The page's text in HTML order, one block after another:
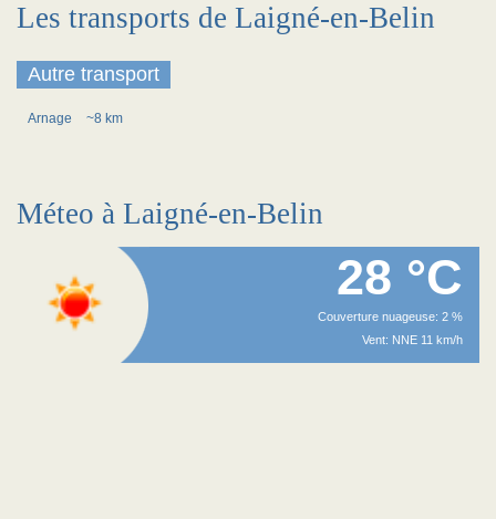
Les transports de Laigné-en-Belin
Autre transport
Arnage ~8 km
Méteo à Laigné-en-Belin
28 °C
Couverture nuageuse: 2 %
Vent: NNE 11 km/h